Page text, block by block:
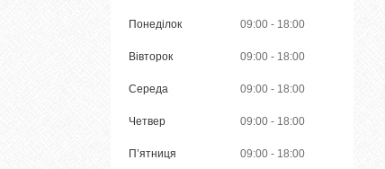
Понеділок 09:00 18:00
Вівторок 09:00 18:00
Середа 09:00 18:00
Четвер 09:00 18:00
Пʼятниця 09:00 18:00